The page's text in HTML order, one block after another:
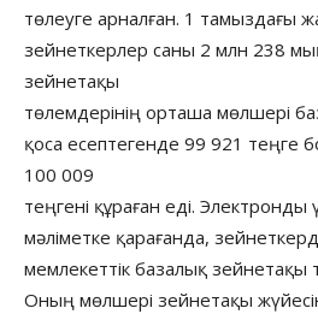
төлеуге арналған. 1 тамыздағы
зейнеткерлер саны 2 млн 238
зейнетақы
төлемдерінің орташа мөлшері
қоса есептегенде 99 921 теңге
100 009
теңгені құраған еді. Электронды
мәліметке қарағанда,
мемлекеттік базалық зейнетақы
Оның мөлшері зейнетақы